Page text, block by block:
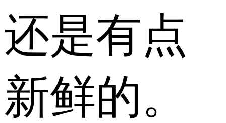
还是有点
新鲜的。